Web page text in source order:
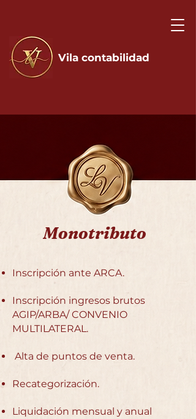
Vila contabilidad
Monotributo
Inscripción ante ARCA.
Inscripción ingresos brutos
AGIP/ARBA/ CONVENIO
MULTILATERAL.
Alta de puntos de venta.
Recategorización.
Liquidación mensual y anual